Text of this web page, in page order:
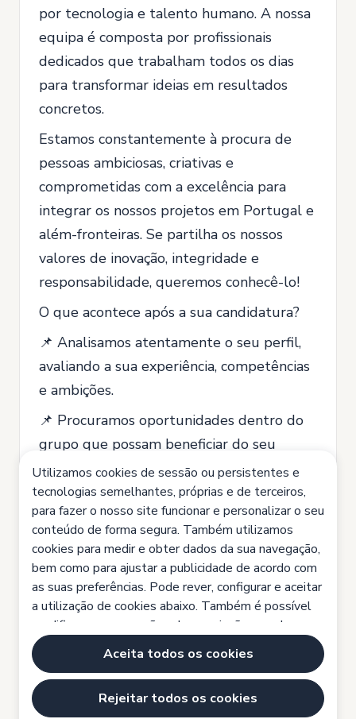
por tecnologia e talento humano. A nossa
equipa é composta por profissionais
dedicados que trabalham todos os dias
para transformar ideias em resultados
concretos.
Estamos constantemente à procura de
pessoas ambiciosas, criativas e
comprometidas com a excelência para
integrar os nossos projetos em Portugal e
além-fronteiras. Se partilha os nossos
valores de inovação, integridade e
responsabilidade, queremos conhecê-lo!
O que acontece após a sua candidatura?
📌 Analisamos atentamente o seu perfil,
avaliando a sua experiência, competências
e ambições.
📌 Procuramos oportunidades dentro do
grupo que possam beneficiar do seu
talento.
📌 Se existir uma correspondência,
entraremos em contacto consigo para
darmos início a um novo percurso em
conjunto.
Explora o mundoIBGe descobre onde o
seu talento pode fazer a diferença.
💡 Junta-se a nós e contribua para
construir um futuro sustentável, hoje.
Candidata-se agora!
Utilizamos cookies de sessão ou persistentes e
tecnologias semelhantes, próprias e de terceiros,
para fazer o nosso site funcionar e personalizar o seu
conteúdo de forma segura. Também utilizamos
cookies para medir e obter dados da sua navegação,
bem como para ajustar a publicidade de acordo com
as suas preferências. Pode rever, configurar e aceitar
a utilização de cookies abaixo. Também é possível
modificar as suas opções de permissão a qualquer
momento, acedendo à nossa Política de Cookies e a
mais informações clicando em https://www.ibg-
global.com/politicaprivacidade.
Aceita todos os cookies
Rejeitar todos os cookies